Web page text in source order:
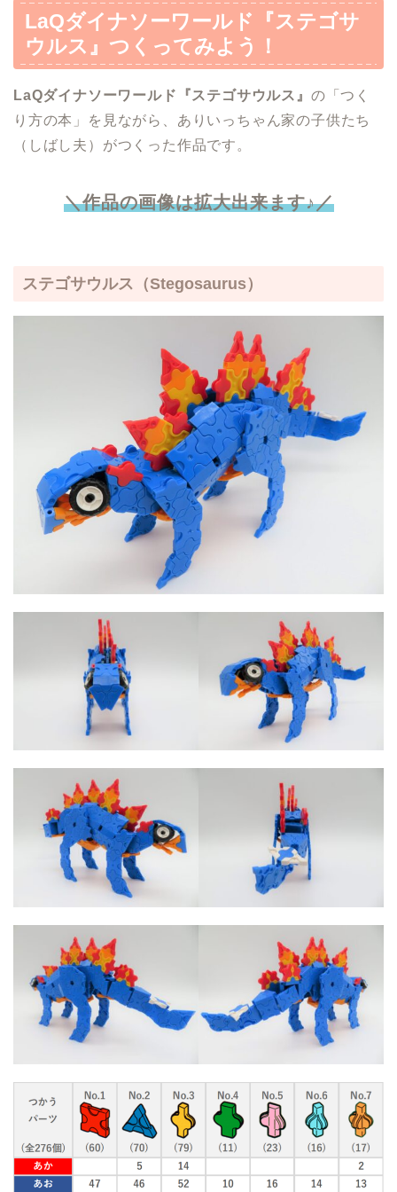
LaQダイナソーワールド
『ステゴサ
ウルス』 つくってみよう！
LaQダイナソーワールド 『ステゴサウルス』 の「つく
り方の本」を見ながら、ありいっちゃん家の子供たち
（しばし夫）がつくった作品です。
＼作品の画像は拡大出来ます♪／
ステゴサウルス （Stegosaurus）